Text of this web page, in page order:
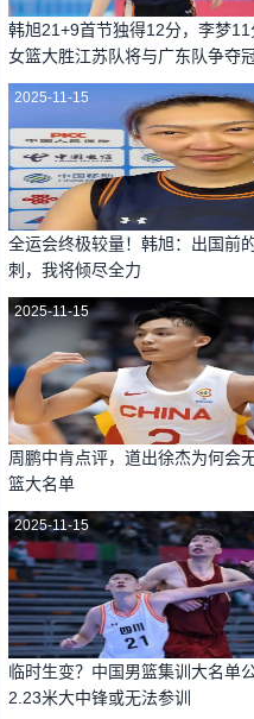
韩旭21+9首节独得12分，李梦11
女篮大胜江苏队将与广东队争夺
2025-11-15
全运会终极较量！韩旭：出国前
刺，我将倾尽全力
2025-11-15
周鹏中肯点评，道出徐杰为何会
篮大名单
2025-11-15
临时生变？中国男篮集训大名单
2.23米大中锋或无法参训